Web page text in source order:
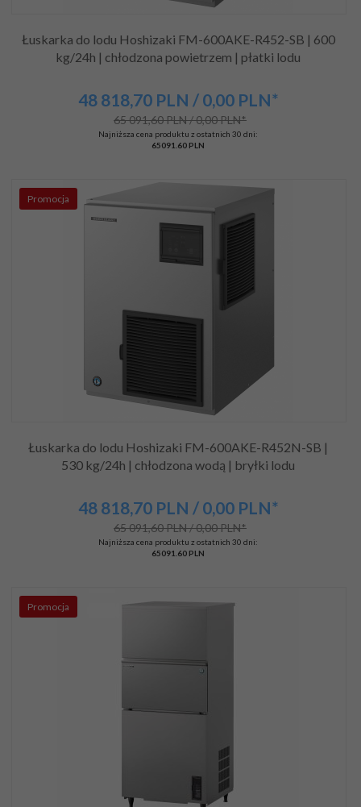
Łuskarka do lodu Hoshizaki FM-600AKE-R452-SB | 600
kg/24h | chłodzona powietrzem | płatki lodu
48 818,70PLN / 0,00 PLN*
65 091,60 PLN / 0,00 PLN*
Najniższa cena produktu z ostatnich 30 dni:
65091.60 PLN
Promocja
Łuskarka do lodu Hoshizaki FM-600AKE-R452N-SB |
530 kg/24h | chłodzona wodą | bryłki lodu
48 818,70PLN / 0,00 PLN*
65 091,60 PLN / 0,00 PLN*
Najniższa cena produktu z ostatnich 30 dni:
65091.60 PLN
Promocja